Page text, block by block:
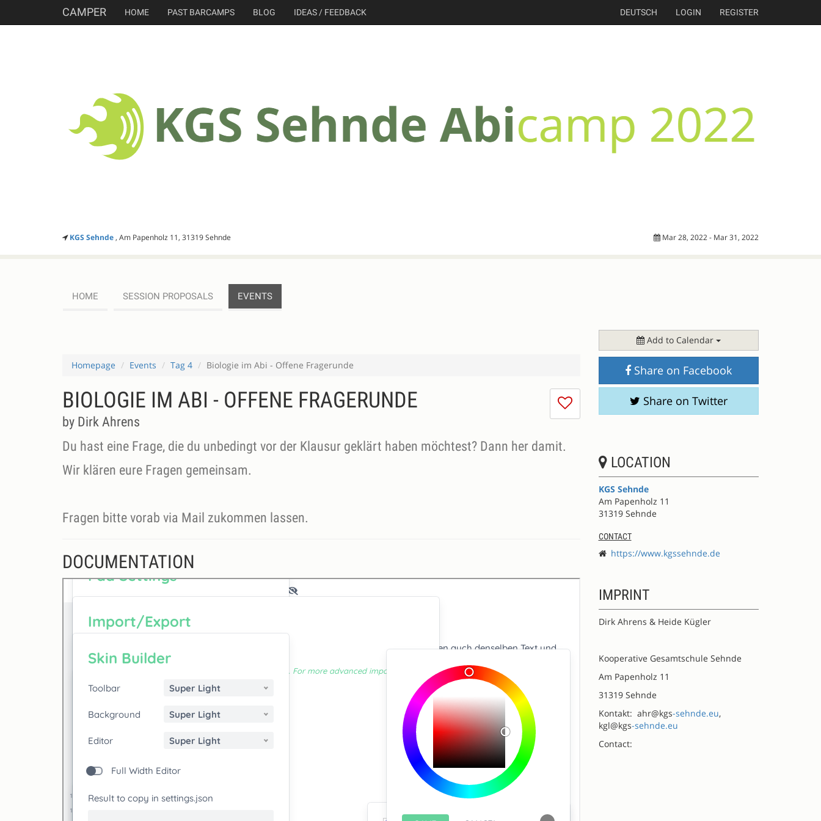
CAMPER HOME PAST BARCAMPS BLOG IDEAS / FEEDBACK DEUTSCH LOGIN REGISTER
KGS Sehnde, Am Papenholz 11, 31319 Sehnde Mar 28, 2022 - Mar 31, 2022
HOME SESSION PROPOSALS EVENTS
Homepage Events Tag 4 Biologie im Abi - Offene Fragerunde
I
don't
session
BIOLOGIE IM ABI - OFFENE FRAGERUNDE
by Dirk Ahrens
Du hast eine Frage, die du unbedingt vor der Klausur geklärt haben möchtest? Dann her damit.
Wir klären eure Fragen gemeinsam.
Fragen bitte vorab via Mail zukommen lassen.
DOCUMENTATION
Add to Calendar
Share on Facebook
Share on Twitter
LOCATION
KGS Sehnde
Am Papenholz 11
31319 Sehnde
CONTACT
https://www.kgssehnde.de
IMPRINT
Dirk Ahrens & Heide Kügler
Kooperative Gesamtschule Sehnde
Am Papenholz 11
31319 Sehnde
Kontakt: ahr@kgs-sehnde.eu,
kgl@kgs-sehnde.eu
Contact: